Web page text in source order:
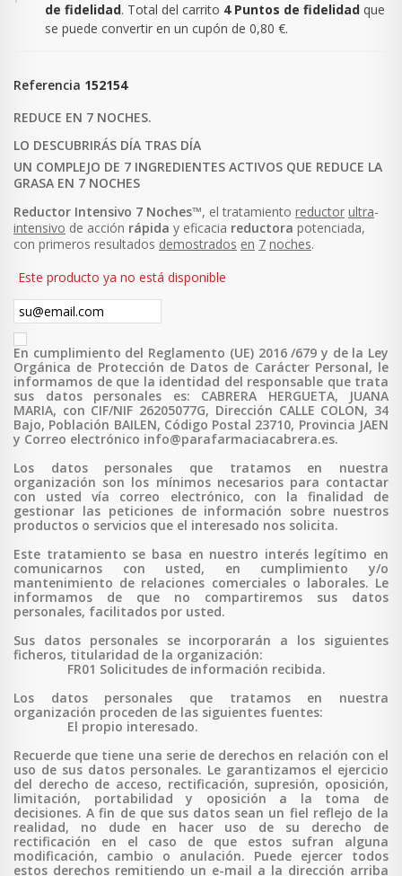
de fidelidad. Total del carrito 4Puntos de fidelidad que
se puede convertir en un cupón de 0,80 €.
Referencia 152154
REDUCE EN 7 NOCHES.
LO DESCUBRIRÁS DÍA TRAS DÍA
UN COMPLEJO DE 7 INGREDIENTES ACTIVOS QUE REDUCE LA
GRASA EN 7 NOCHES
Reductor Intensivo 7 Noches™, el tratamiento reductor ultra-
intensivo de acción rápida y eficacia reductora potenciada,
con primeros resultados demostrados en 7 noches.
Este producto ya no está disponible
En cumplimiento del Reglamento (UE) 2016 /679 y de la Ley
Orgánica de Protección de Datos de Carácter Personal, le
informamos de que la identidad del responsable que trata
sus datos personales es: CABRERA HERGUETA, JUANA
MARIA, con CIF/NIF 26205077G, Dirección CALLE COLON, 34
Bajo, Población BAILEN, Código Postal 23710, Provincia JAEN
y Correo electrónico info@parafarmaciacabrera.es.
Los datos personales que tratamos en nuestra
organización son los mínimos necesarios para contactar
con usted vía correo electrónico, con la finalidad de
gestionar las peticiones de información sobre nuestros
productos o servicios que el interesado nos solicita.
Este tratamiento se basa en nuestro interés legítimo en
comunicarnos con usted, en cumplimiento y/o
mantenimiento de relaciones comerciales o laborales. Le
informamos de que no compartiremos sus datos
personales, facilitados por usted.
Sus datos personales se incorporarán a los siguientes
ficheros, titularidad de la organización:
FR01 Solicitudes de información recibida.
Los datos personales que tratamos en nuestra
organización proceden de las siguientes fuentes:
El propio interesado.
Recuerde que tiene una serie de derechos en relación con el
uso de sus datos personales. Le garantizamos el ejercicio
del derecho de acceso, rectificación, supresión, oposición,
limitación, portabilidad y oposición a la toma de
decisiones. A fin de que sus datos sean un fiel reflejo de la
realidad, no dude en hacer uso de su derecho de
rectificación en el caso de que estos sufran alguna
modificación, cambio o anulación. Puede ejercer todos
estos derechos remitiendo un e-mail a la dirección arriba